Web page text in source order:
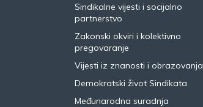
Sindikalne vijesti i socijalno
partnerstvo
Zakonski okviri i kolektivno
pregovaranje
Vijesti iz znanosti i obrazovanja
Demokratski život Sindikata
Međunarodna suradnja